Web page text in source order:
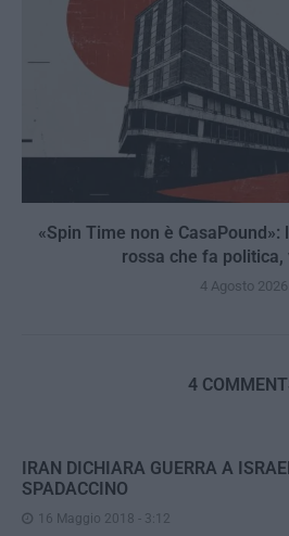
«Spin Time non è
rossa che fa politica,
4 Agosto 2026
4
IRAN DICHIARA GUERRA A
SPADACCINO
16 Maggio 2018 - 3:12